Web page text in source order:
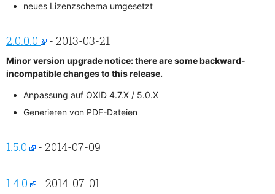
neues Lizenzschema umgesetzt
2.0.0.0 - 2013-03-21
Minor version upgrade notice: there are some backward-
incompatible changes to this release.
Anpassung auf OXID 4.7.X / 5.0.X
Generieren von PDF-Dateien
1.5.0 - 2014-07-09
1.4.0 - 2014-07-01